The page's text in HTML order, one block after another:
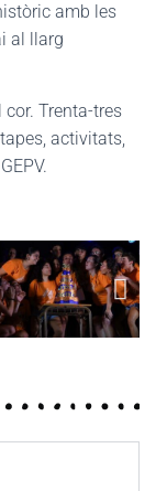
amb les
al llarg
cor. Trenta-tres
activitats,